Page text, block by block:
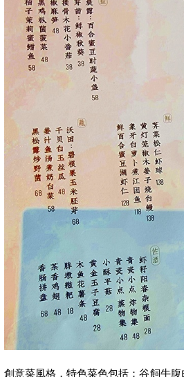
創意菜風格，特色菜色包括：谷飼牛